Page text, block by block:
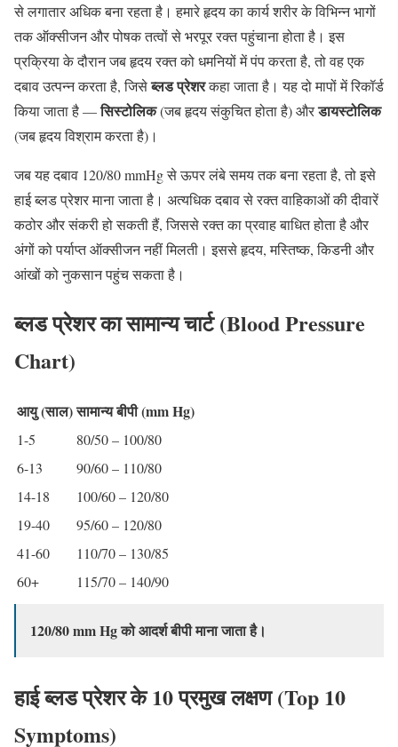
से लगातार अधिक बना रहता है। हमारे हृदय का कार्य शरीर के विभिन्न भागों
तक ऑक्सीजन और पोषक तत्वों से भरपूर रक्त पहुंचाना होता है। इस
प्रक्रिया के दौरान जब हृदय रक्त को धमनियों में पंप करता है, तो वह एक
दबाव उत्पन्न करता है, जिसेब्लड प्रेशरकहा जाता है। यह दो मापों में रिकॉर्ड
किया जाता है —सिस्टोलिक(जब हृदय संकुचित होता है) औरडायस्टोलिक
(जब हृदय विश्राम करता है)।
जब यह दबाव 120/80 mmHg से ऊपर लंबे समय तक बना रहता है, तो इसे
हाई ब्लड प्रेशर माना जाता है। अत्यधिक दबाव से रक्त वाहिकाओं की दीवारें
कठोर और संकरी हो सकती हैं, जिससे रक्त का प्रवाह बाधित होता है और
अंगों को पर्याप्त ऑक्सीजन नहीं मिलती। इससे हृदय, मस्तिष्क, किडनी और
आंखों को नुकसान पहुंच सकता है।
ब्लड प्रेशर का सामान्य चार्ट (Blood Pressure
Chart)
आयु (साल)सामान्य बीपी (mm Hg)
1-5
80/50 – 100/80
6-13
90/60 – 110/80
14-18
100/60 – 120/80
19-40
95/60 – 120/80
41-60
110/70 – 130/85
60+
115/70 – 140/90
120/80 mm Hg को आदर्श बीपी माना जाता है।
हाई ब्लड प्रेशर के 10 प्रमुख लक्षण (Top 10
Symptoms)